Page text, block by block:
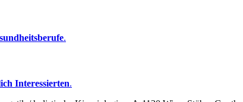
.
Interessierten.